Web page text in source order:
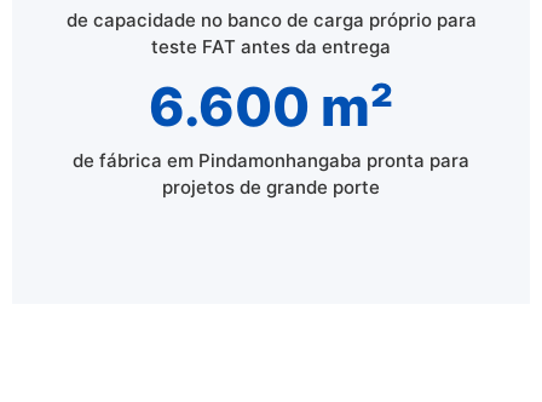
de capacidade no banco de carga próprio para
teste FAT antes da entrega
6.600 m²
de fábrica em Pindamonhangaba pronta para
projetos de grande porte